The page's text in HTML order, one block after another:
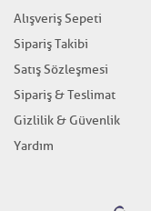
Alışveriş Sepeti
Sipariş Takibi
Satış Sözleşmesi
Sipariş & Teslimat
Gizlilik & Güvenlik
Yardım